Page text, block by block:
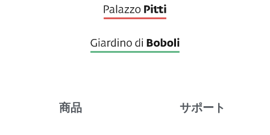
商品 サポート